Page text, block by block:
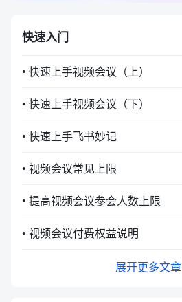
快速入门
• 快速上手视频会议（上）
• 快速上手视频会议（下）
• 快速上手飞书妙记
• 视频会议常见上限
• 提高视频会议参会人数上限
• 视频会议付费权益说明
展开更多文章